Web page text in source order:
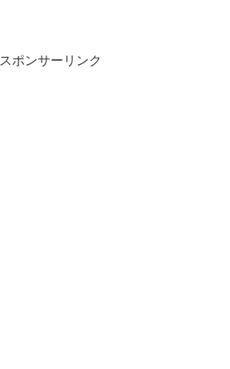
スポンサーリンク